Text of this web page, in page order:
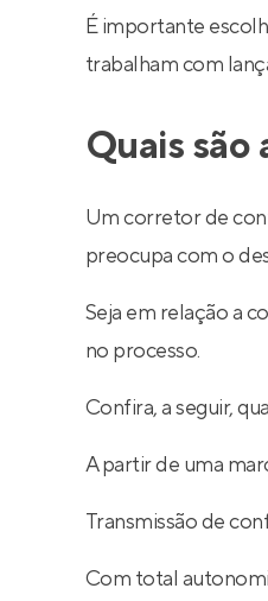
É importante
trabalham com
Quais
Um corretor de
preocupa com o
Seja em relação a
no processo.
Confira, a seguir,
A partir de uma
Transmissão de
Com total